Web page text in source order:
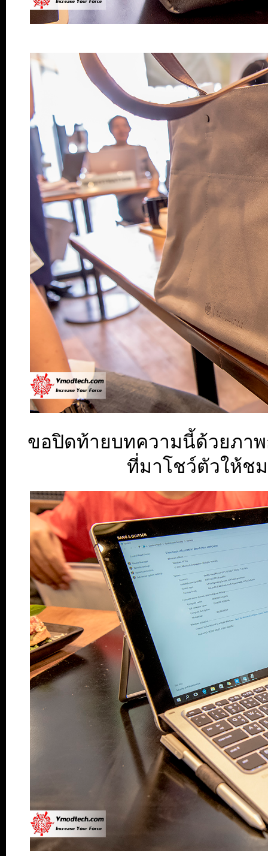
ขอปิดท้ายบทความนี้ด้วยภา
ที่มาโชว์ตัวให้ช